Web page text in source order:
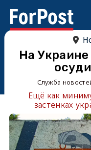
На
Служба
Ещё как
застенках